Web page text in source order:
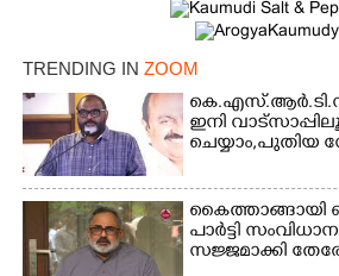
TRENDING IN ZOOM
ഇനി
ചെയ്യാം,പുതിയ
കൈത്താങ്ങായി
പാർട്ടി
സജ്ജമാക്കി